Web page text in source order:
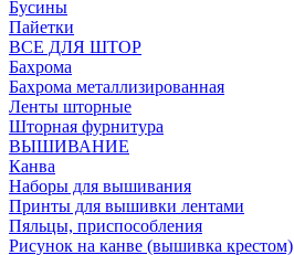
Бусины
Пайетки
ВСЕ ДЛЯ ШТОР
Бахрома
Бахрома металлизированная
Ленты шторные
Шторная фурнитура
ВЫШИВАНИЕ
Канва
Наборы для вышивания
Принты для вышивки лентами
Пяльцы, приспособления
Рисунок на канве (вышивка крестом)